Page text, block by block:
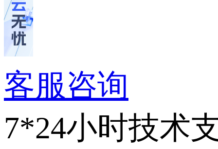
客服咨询
7*24小时技术